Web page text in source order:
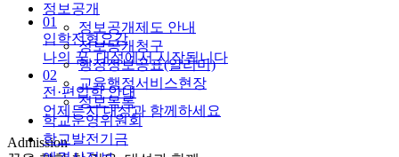
정보공개
정보공개제도 안내
정보공개청구
행정정보공표(알리미)
교육행정서비스현장
정보목록
학교운영위원회
학교발전기금
01
입학전형요강
나의 꿈, 대성에서 시작됩니다
02
전·편입학 안내
언제든지 대성과 함께하세요
Admission